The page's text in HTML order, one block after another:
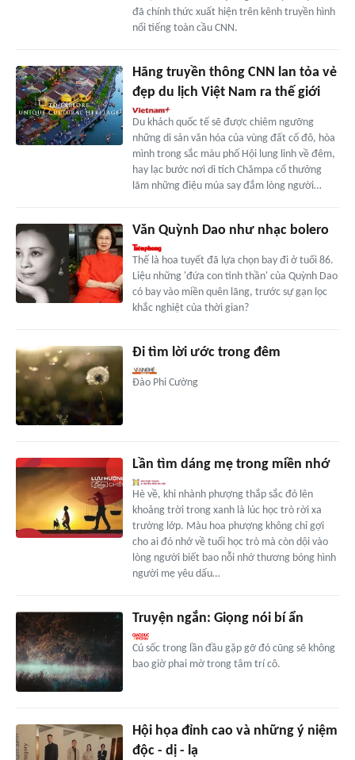
đã chính thức xuất hiện trên kênh truyền hình
nổi tiếng toàn cầu CNN.
Hãng truyền thông CNN lan tỏa vẻ
đẹp du lịch Việt Nam ra thế giới
Du khách quốc tế sẽ được chiêm ngưỡng
những di sản văn hóa của vùng đất cố đô, hòa
mình trong sắc màu phố Hội lung linh về đêm,
hay lạc bước nơi di tích Chămpa cổ thưởng
lãm những điệu múa say đắm lòng người…
Văn Quỳnh Dao như nhạc bolero
Thế là hoa tuyết đã lựa chọn bay đi ở tuổi 86.
Liệu những 'đứa con tinh thần' của Quỳnh Dao
có bay vào miền quên lãng, trước sự gạn lọc
khắc nghiệt của thời gian?
Đi tìm lời ước trong đêm
Đào Phi Cường
Lần tìm dáng mẹ trong miền nhớ
Hè về, khi nhành phượng thắp sắc đỏ lên
khoảng trời trong xanh là lúc học trò rời xa
trường lớp. Màu hoa phượng không chỉ gợi
cho ai đó nhớ về tuổi học trò mà còn dội vào
lòng người biết bao nỗi nhớ thương bóng hình
người mẹ yêu dấu…
Truyện ngắn: Giọng nói bí ẩn
Cú sốc trong lần đầu gặp gỡ đó cũng sẽ không
bao giờ phai mờ trong tâm trí cô.
Hội họa đỉnh cao và những ý niệm
độc - dị - lạ